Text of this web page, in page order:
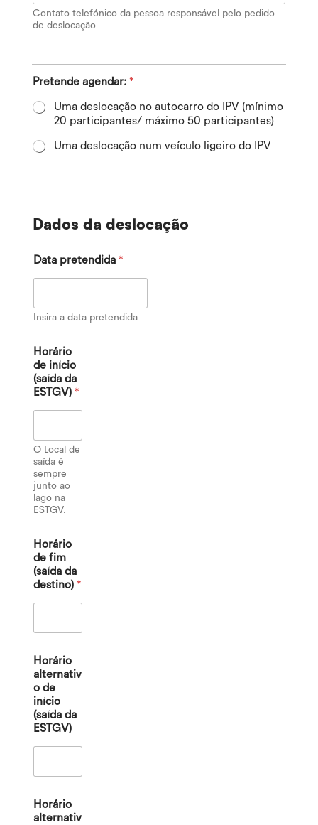
Contato telefónico da pessoa responsável pelo pedido
de deslocação
Pretende agendar: *
Uma deslocação no autocarro do IPV (mínimo
20 participantes/ máximo 50 participantes)
Uma deslocação num veículo ligeiro do IPV
Dados da deslocação
Data pretendida *
Insira a data pretendida
Horário
de início
(saída da
ESTGV) *
O Local de
saída é
sempre
junto ao
lago na
ESTGV.
Horário
de fim
(saída da
destino) *
Horário
alternativ
o de
início
(saída da
ESTGV)
Horário
alternativ